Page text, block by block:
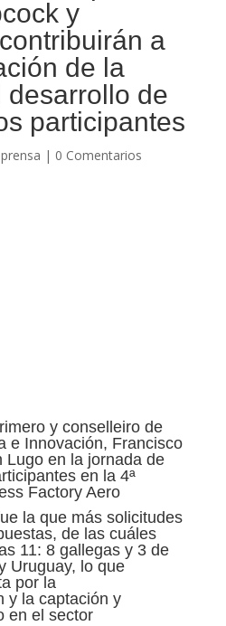
y
a
de la
desarrollo de
participantes
| 0 Comentarios
y conselleiro de
e Innovación, Francisco
Lugo en la jornada de
en la 4ª
Factory Aero
la que más solicitudes
de las cuáles
11: 8 gallegas y 3 de
Uruguay, lo que
por la
y la captación y
en el sector